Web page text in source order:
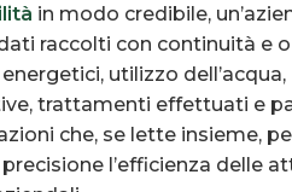
in modo credibile,
raccolti con continuità e
utilizzo
trattamenti effettuati e
che, se lette insieme,
l’efficienza delle